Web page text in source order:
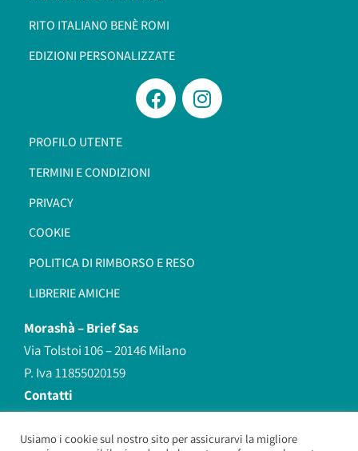
RITO ITALIANO BENÈ ROMI​
EDIZIONI PERSONALIZZATE
PROFILO UTENTE
TERMINI E CONDIZIONI
PRIVACY
COOKIE
POLITICA DI RIMBORSO E RESO
LIBRERIE AMICHE
Morashà –Brief Sas
Via Tolstoi 106 – 20146 Milano
P. Iva 11855020159
Contatti
redazione@morasha.it
339 8596707
Usiamo i cookie sul nostro sito per assicurarvi la migliore